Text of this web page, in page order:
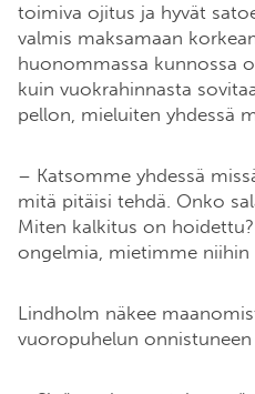
toimiva ojitus ja hyvät
valmis maksamaan
huonommassa kunnossa
kuin vuokrahinnasta
pellon, mieluiten yhdessä
– Katsomme yhdessä
mitä pitäisi tehdä. Onko
Miten kalkitus on
ongelmia, mietimme niihin
Lindholm näkee
vuoropuhelun